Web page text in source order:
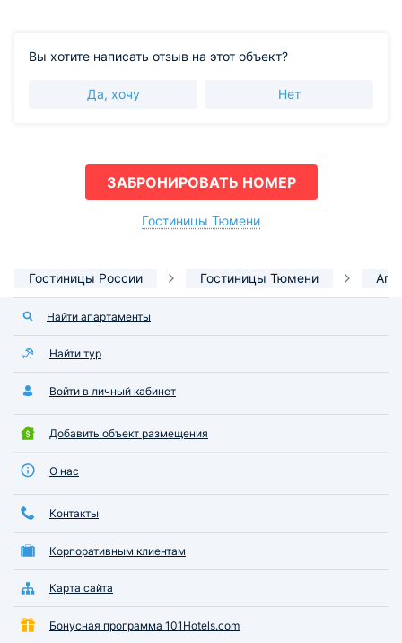
Вы хотите написать отзыв на этот объект?
Да, хочу Нет
ЗАБРОНИРОВАТЬ НОМЕР
Гостиницы Тюмени
Гостиницы России Гостиницы Тюмени
Найти апартаменты
Найти тур
Войти в личный кабинет
Добавить объект размещения
О нас
Контакты
Корпоративным клиентам
Карта сайта
Бонусная программа 101Hotels.com